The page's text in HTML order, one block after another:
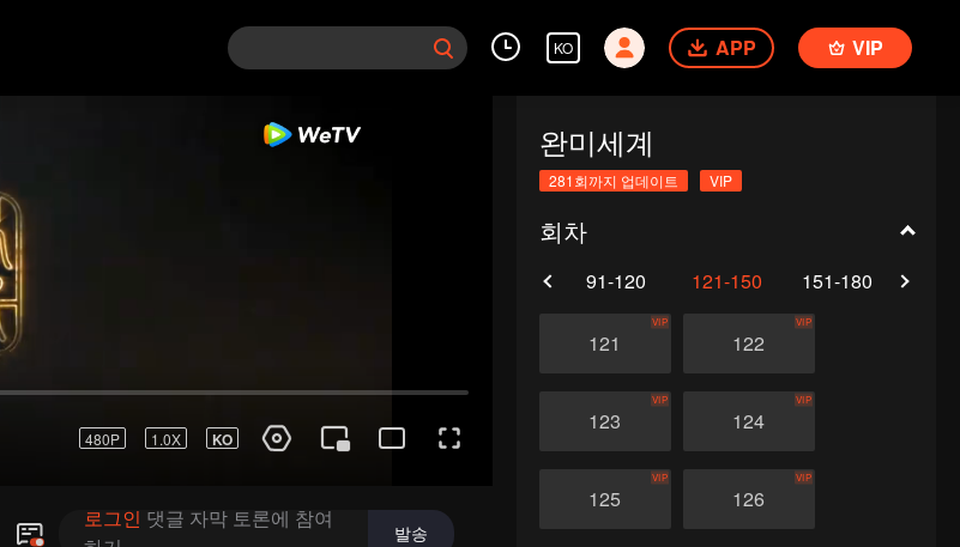
KO APP VIP
완미세계
281회까지 업데이트 VIP
회차
91-120 121-150 151-180
121
VIP
122
VIP
123
VIP
124
VIP
125
VIP
126
VIP